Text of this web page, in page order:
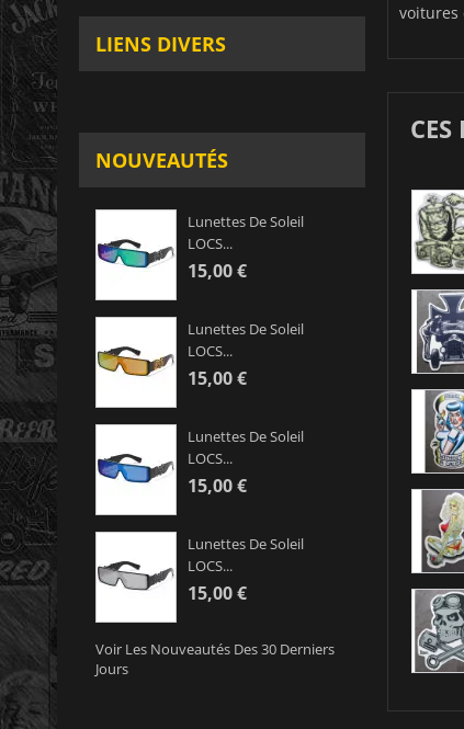
LIENS DIVERS
NOUVEAUTÉS
Lunettes De Soleil
LOCS...
15,00 €
Lunettes De Soleil
LOCS...
15,00 €
Lunettes De Soleil
LOCS...
15,00 €
Lunettes De Soleil
LOCS...
15,00 €
Voir Les Nouveautés Des 30 Derniers
Jours
voitures